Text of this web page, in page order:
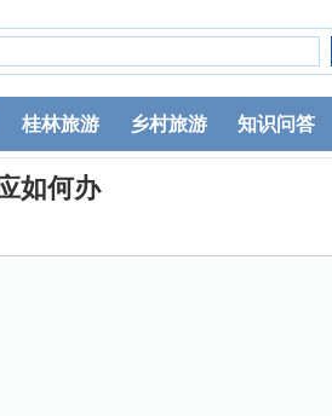
桂林旅游 乡村旅游 知识问答
如何办